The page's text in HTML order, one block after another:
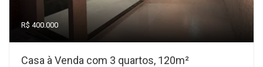
R$ 400.000
Casa à Venda com 3 quartos, 120m²